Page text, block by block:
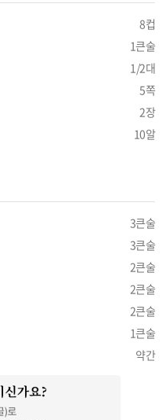
8컵
1큰술
1/2대
5쪽
2장
10알
3큰술
3큰술
2큰술
2큰술
2큰술
1큰술
약간